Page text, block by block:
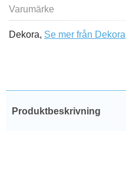
Varumärke
Dekora, Se mer från Dekora
Produktbeskrivning